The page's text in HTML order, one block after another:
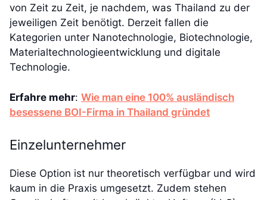
von Zeit zu Zeit, je nachdem, was Thailand zu der
jeweiligen Zeit benötigt. Derzeit fallen die
Kategorien unter Nanotechnologie, Biotechnologie,
Materialtechnologieentwicklung und digitale
Technologie.
Erfahre mehr: Wie man eine 100% ausländisch
besessene BOI-Firma in Thailand gründet
Einzelunternehmer
Diese Option ist nur theoretisch verfügbar und wird
kaum in die Praxis umgesetzt. Zudem stehen